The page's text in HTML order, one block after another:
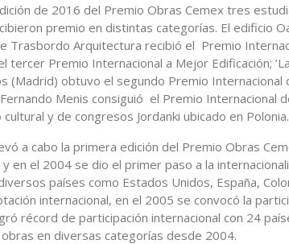
de 2016 del Premio Obras Cemex tres
premio en distintas categorías. El edificio
Trasbordo Arquitectura recibió el Premio
tercer Premio Internacional a Mejor Edificación;
(Madrid) obtuvo el segundo Premio Internacional
Menis consiguió el Premio Internacional
y de congresos Jordanki ubicado en Polonia.
a cabo la primera edición del Premio Obras
en el 2004 se dio el primer paso a la
países como Estados Unidos, España,
internacional, en el 2005 se convocó la
récord de participación internacional con 24
en diversas categorías desde 2004.